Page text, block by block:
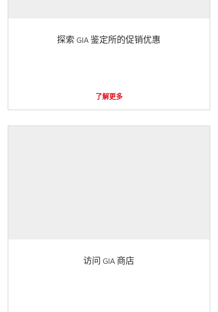
探索 GIA 鉴定所的促销优惠
了解更多
访问 GIA 商店